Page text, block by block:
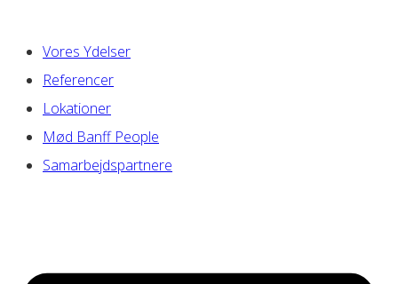
Vores Ydelser
Referencer
Lokationer
Mød Banff People
Samarbejdspartnere